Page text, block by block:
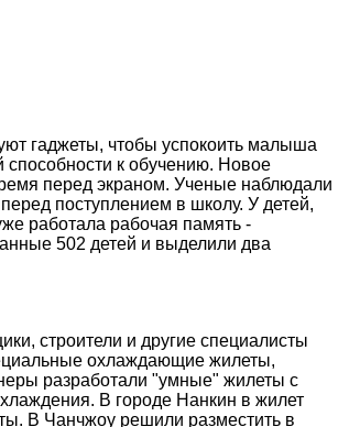
гаджеты, чтобы успокоить малыша
способности к обучению. Новое
перед экраном. Ученые наблюдали
поступлением в школу. У детей,
работала рабочая память -
502 детей и выделили два
строители и другие специалисты
охлаждающие жилеты,
разработали "умные" жилеты с
В городе Нанкин в жилет
В Чанчжоу решили разместить в